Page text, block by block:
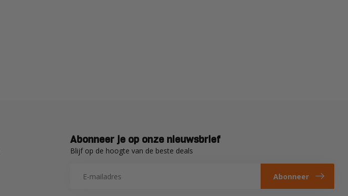
Abonneer je op onze nieuwsbrief
Blijf op de hoogte van de beste deals
Abonneer